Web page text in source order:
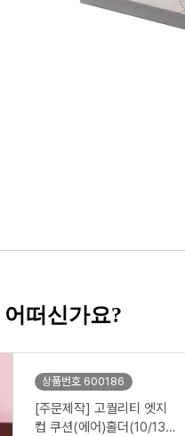
떠신가요?
상품번호 600186
[주문제작] 고퀄리티 엣지
컵 쿠션(에어)홀더(10/13온